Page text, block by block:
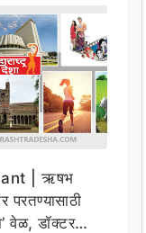
| ऋषभ
परतण्यासाठी
वेळ, डॉक्टर